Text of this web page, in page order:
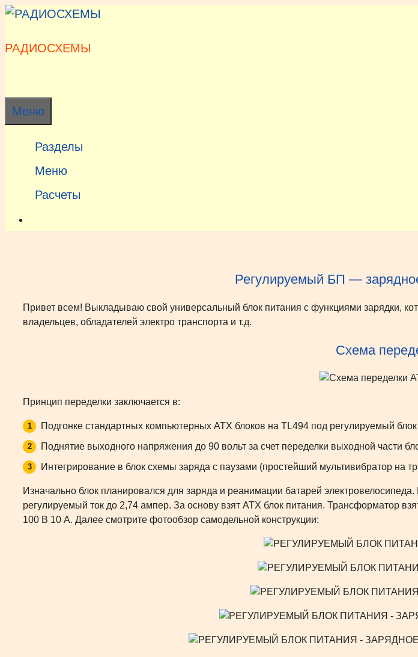
Перейти
РАДИОСХЕМЫ
Меню
Разделы
Меню
Расчеты
Регулируемый БП —
Привет всем! Выкладываю свой универсальный блок питания с функциями зарядки,
владельцев, обладателей электро транспорта и т.д.
Схема
Принцип переделки заключается в:
Подгонке стандартных компьютерных ATX блоков на TL494 под регулируемый
Поднятие выходного напряжения до 90 вольт за счет переделки выходной части
Интегрирование в блок схемы заряда с паузами (простейший мультивибратор на
Изначально блок планировался для заряда и реанимации батарей
регулируемый ток до 2,74 ампер. За основу взят ATX блок питания. Трансформатор
100 В 10 А. Далее смотрите фотообзор самодельной конструкции: